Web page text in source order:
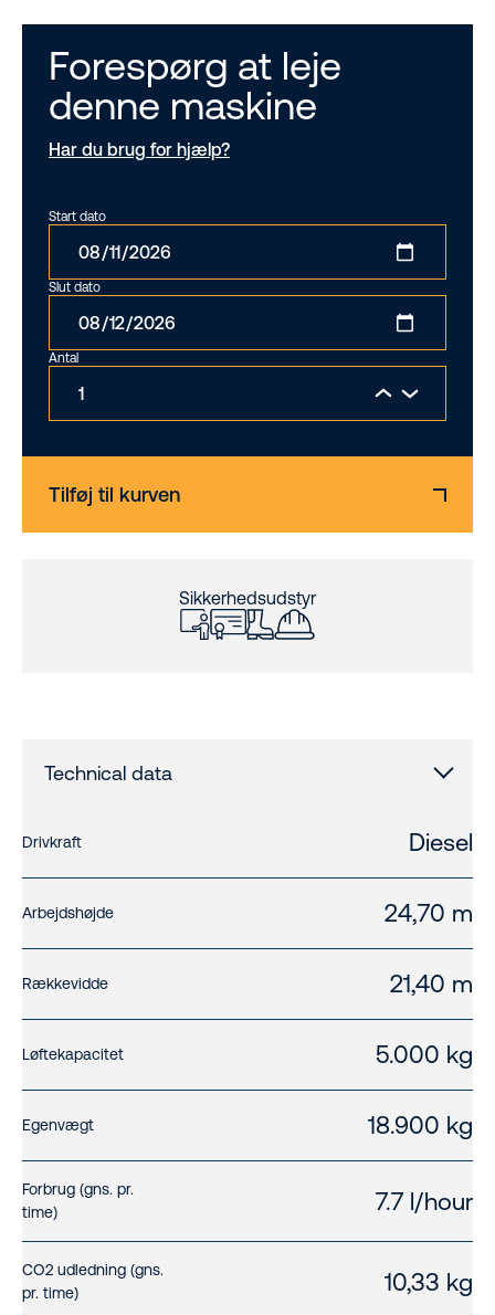
Forespørg at leje
denne maskine
Har du brug for hjælp?
Start dato
Slut dato
Antal
Tilføj til kurven
Sikkerhedsudstyr
Technical data
Drivkraft Diesel
Arbejdshøjde 24,70 m
Rækkevidde 21,40 m
Løftekapacitet 5.000 kg
Egenvægt 18.900 kg
Forbrug (gns. pr.
time)
7.7 l/hour
CO2 udledning (gns.
pr. time)
10,33 kg